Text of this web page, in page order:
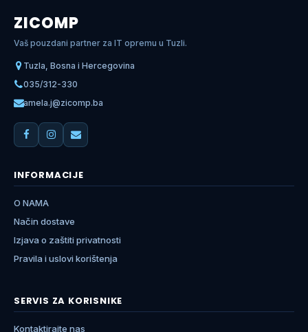
ZICOMP
Vaš pouzdani partner za IT opremu u Tuzli.
Tuzla, Bosna i Hercegovina
035/312-330
amela.j@zicomp.ba
INFORMACIJE
O NAMA
Način dostave
Izjava o zaštiti privatnosti
Pravila i uslovi korištenja
SERVIS ZA KORISNIKE
Kontaktirajte nas